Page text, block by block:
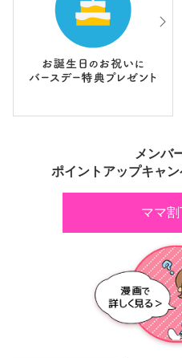
メンバ
ポイントアップキャ
ママ